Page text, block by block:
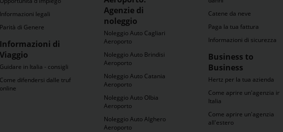
Informazioni legali
Parità di Genere
Informazioni di
Viaggio
Guidare in Italia - consigli
Come difendersi dalle truffe
online
Agenzie di
noleggio
Noleggio Auto Cagliari
Aeroporto
Noleggio Auto Brindisi
Aeroporto
Noleggio Auto Catania
Aeroporto
Noleggio Auto Olbia
Aeroporto
Noleggio Auto Alghero
Aeroporto
Catene da neve
Paga la tua fattura
Informazioni di sicurezza
Business to
Business
Hertz per la tua azienda
Come aprire un'agenzia in
Italia
Come aprire un'agenzia
all'estero